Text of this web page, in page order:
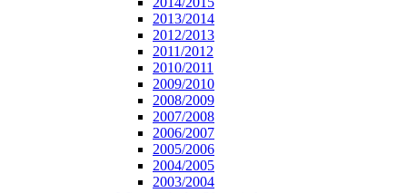
2013/2014
2012/2013
2011/2012
2010/2011
2009/2010
2008/2009
2007/2008
2006/2007
2005/2006
2004/2005
2003/2004